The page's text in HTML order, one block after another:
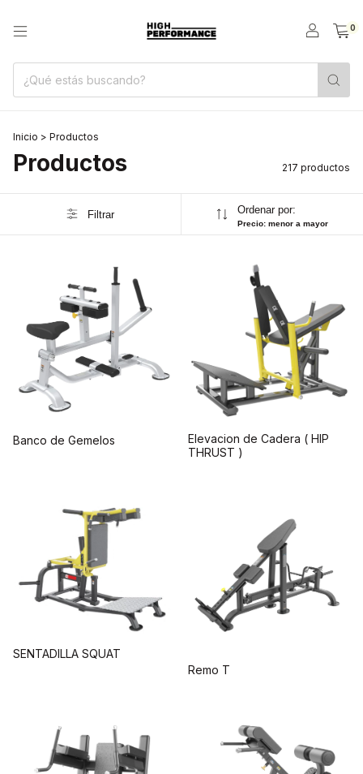
0
Inicio > Productos
Productos 217 productos
Filtrar Ordenar por:
Precio: menor a mayor
Banco de Gemelos
Elevacion de Cadera ( HIP
THRUST )
SENTADILLA SQUAT
Remo T